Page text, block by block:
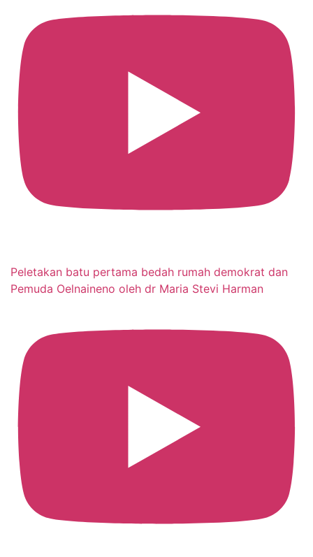
Peletakan batu pertama bedah rumah demokrat dan
Pemuda Oelnaineno oleh dr Maria Stevi Harman